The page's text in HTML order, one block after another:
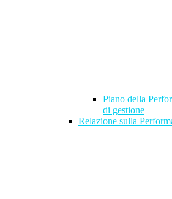
Piano della
di gestione
Relazione sulla